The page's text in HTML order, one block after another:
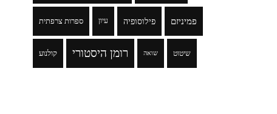
ספרות צרפתית עיון פילוסופיה פמיניזם
קולנוע רומן היסטורי שואה שיטוט